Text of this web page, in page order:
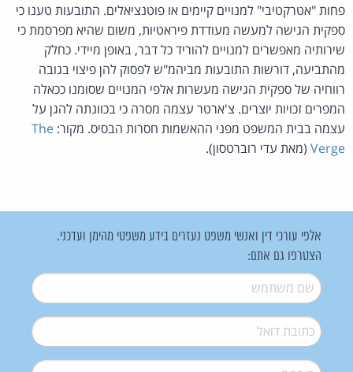
פחות "אטרקטיבי" למנויים קיימים או פוטנציאלים. התובעות טענו כי
ספקית הגישה למעשה מעודדת פיראטיות, משום שהיא מפרסמת כי
שירותיה מאפשרים למנויים להוריד כל דבר, באופן מיידי. כחלק
מהתביעה, דורשות התובעות מביהמ"ש לפסוק להן פיצוי בגובה
רווחיה של ספקית הגישה מעשרות אלפי המנויים שסומנו ככאלה
המפרים זכויות יוצרים. צ'ארטר עצמה מסרה כי בכוונתה להגן על
עצמה בבית המשפט מפני ההאשמות חסרות הבסיס. מקור: The
Verge (מאת עדי רוברטסון).
אלפי עורכי דין ואנשי משפט נעזרים בידע משפטי מהימן ועדכני.
הצטרפו גם אתם:
שם משתמש*
דואל*